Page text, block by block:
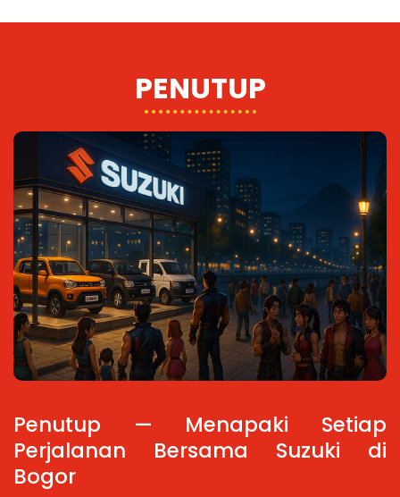
PENUTUP
Penutup — Menapaki Setiap
Perjalanan Bersama Suzuki di
Bogor